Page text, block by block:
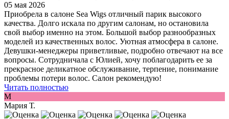
05 мая 2026
Приобрела в салоне Sea Wigs отличный парик высокого
качества. Долго искала по другим салонам, но остановила
свой выбор именно на этом. Большой выбор разнообразных
моделей из качественных волос. Уютная атмосфера в салоне.
Девушки-менеджеры приветливые, подробно отвечают на все
вопросы. Сотрудничала с Юлией, хочу поблагодарить ее за
прекрасное деликатное обслуживание, терпение, понимание
проблемы потери волос. Салон рекомендую!
Читать полностью
М
Мария Т.